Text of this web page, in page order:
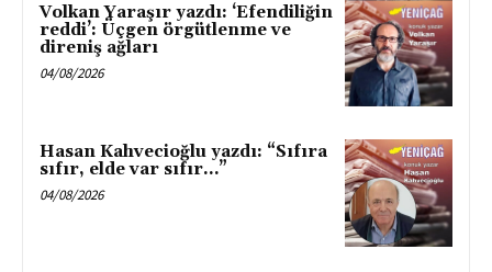
Volkan Yaraşır yazdı: ‘Efendiliğin
reddi’: Üçgen örgütlenme ve
direniş ağları
04/08/2026
Hasan Kahvecioğlu yazdı: “Sıfıra
sıfır, elde var sıfır…”
04/08/2026